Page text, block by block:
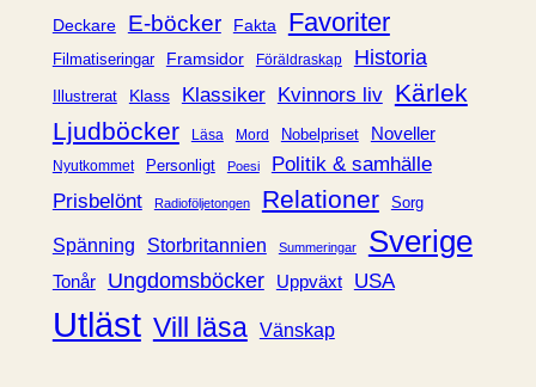
iDeckare E-böcker Fakta Favoriter
Filmatiseringar Framsidor Föräldraskap Historia
Illustrerat Klass Klassiker Kvinnors liv Kärlek
Ljudböcker
Läsa Mord Nobelpriset Noveller
Nyutkommet Personligt Poesi
Politik & samhälle
Prisbelönt
Radioföljetongen Relationer Sorg
Spänning Storbritannien Summeringar Sverige
Tonår Ungdomsböcker Uppväxt USA
Utläst Vill läsa Vänskap